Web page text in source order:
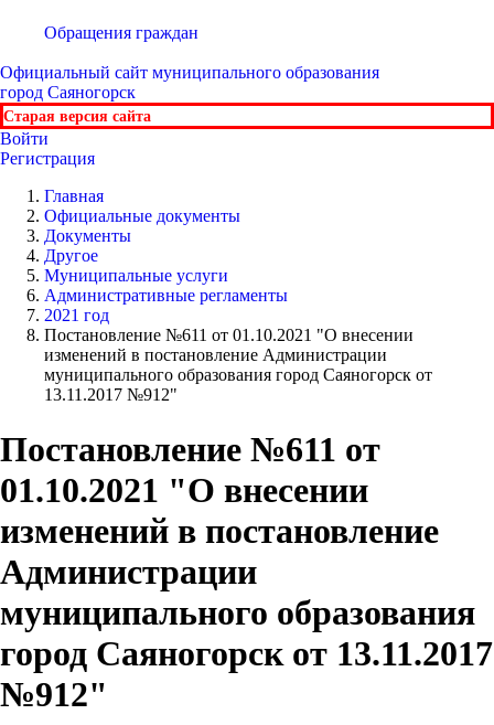
Обращения граждан
Официальный сайт муниципального образования
город Саяногорск
Старая версия сайта
Войти
Регистрация
Главная
Официальные документы
Документы
Другое
Муниципальные услуги
Административные регламенты
2021 год
Постановление №611 от 01.10.2021 "О внесении
изменений в постановление Администрации
муниципального образования город Саяногорск от
13.11.2017 №912"
Постановление №611 от
01.10.2021 "О внесении
изменений в постановление
Администрации
муниципального образования
город Саяногорск от 13.11.2017
№912"